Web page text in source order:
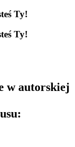
Ty!
Ty!
w autorskiej